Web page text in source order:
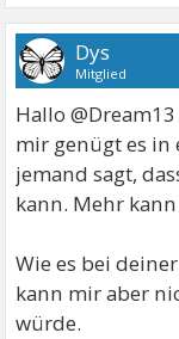
Dys
Mitglied
Hallo @Dream13
mir genügt es in
jemand sagt,
kann. Mehr
Wie es bei
kann mir aber
würde.